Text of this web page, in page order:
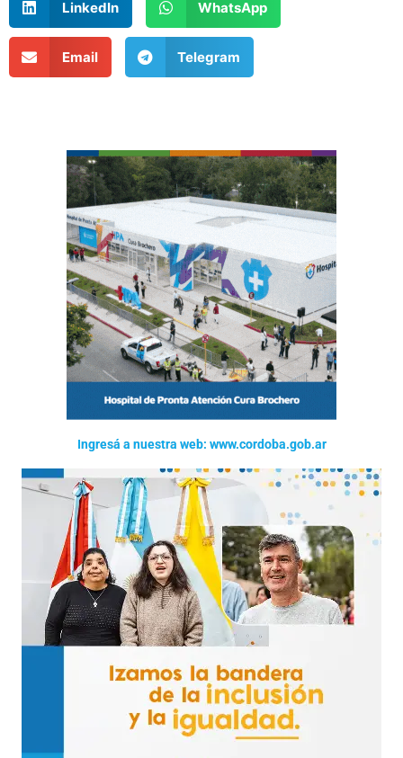
LinkedIn WhatsApp
Email Telegram
Ingresá a nuestra web: www.cordoba.gob.ar